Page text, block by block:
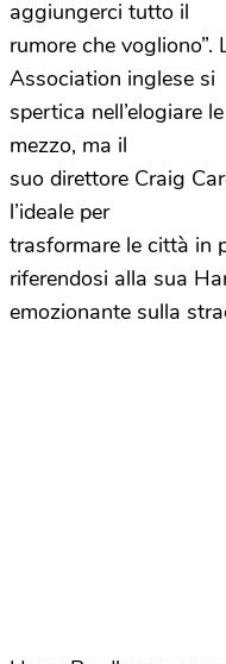
aggiungerci tutto il
rumore che
Association inglese si
spertica nell’elogiare
mezzo, ma il
suo direttore Craig
l’ideale per
trasformare le città in
riferendosi alla sua
emozionante sulla